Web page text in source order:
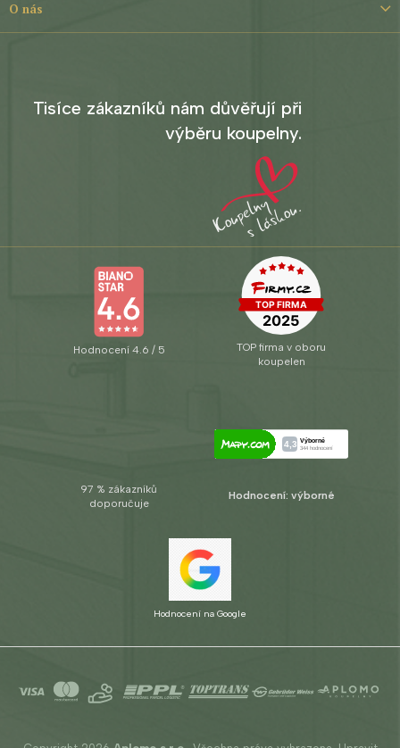
O nás
Tisíce zákazníků nám důvěřují při
výběru koupelny.
Hodnocení 4.6 / 5
TOP firma v oboru
koupelen
97 % zákazníků
doporučuje
Hodnocení: výborné
Hodnocení na Google